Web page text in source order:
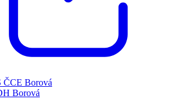
ČCE Borová
Borová